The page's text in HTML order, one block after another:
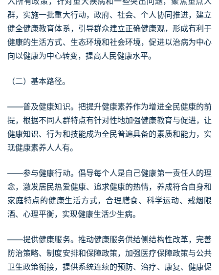
群，实施一批重大行动，政府、社会、个人协同推进，建立
健全健康教育体系，引导群众建立正确健康观，形成有利于
健康的生活方式、生态环境和社会环境，促进以治病为中心
向以健康为中心转变，提高人民健康水平。
（二）基本路径。
——普及健康知识。把提升健康素养作为增进全民健康的前
提，根据不同人群特点有针对性地加强健康教育与促进，让
健康知识、行为和技能成为全民普遍具备的素质和能力，实
现健康素养人人有。
——参与健康行动。倡导每个人是自己健康第一责任人的理
念，激发居民热爱健康、追求健康的热情，养成符合自身和
家庭特点的健康生活方式，合理膳食、科学运动、戒烟限
酒、心理平衡，实现健康生活少生病。
——提供健康服务。推动健康服务供给侧结构性改革，完善
防治策略、制度安排和保障政策，加强医疗保障政策与公共
卫生政策衔接，提供系统连续的预防、治疗、康复、健康促